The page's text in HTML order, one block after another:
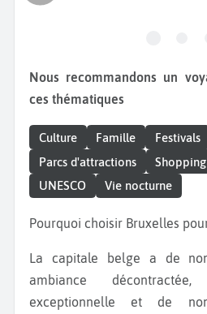
Nous recommandons un voyage à Bruxelles pour
ces thématiques
Culture Famille Festivals
Parcs d'attractions
Shopping
UNESCO
Vie nocturne
Pourquoi choisir Bruxelles
La capitale belge a de nombreux atouts : une
ambiance
exceptionnelle et de